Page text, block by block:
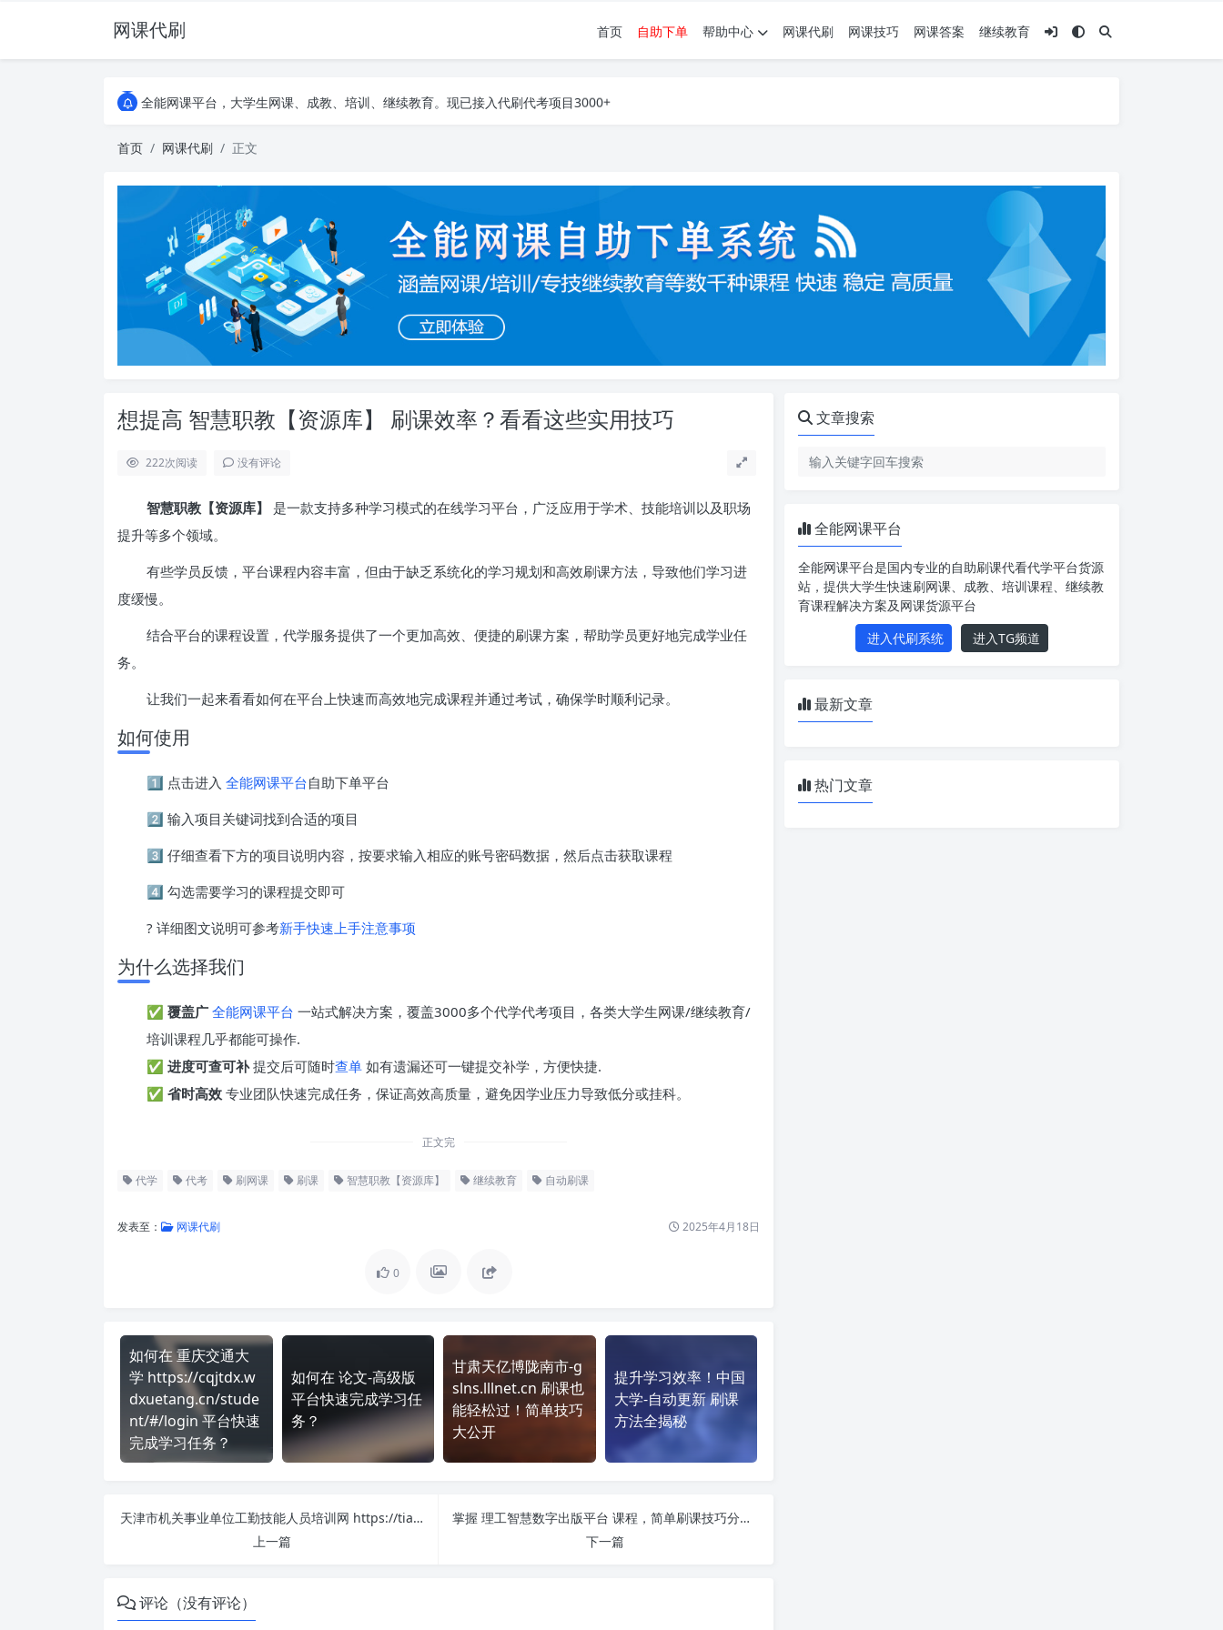
网课代刷 首页 自助下单 帮助中心 网课代刷 网课技巧 网课答案 继续教育
AI论文写作平台，根据真实文献内容生成论文
全能网课平台，大学生网课、成教、培训、继续教育。现已接入代刷代考项目3000+
全能网课平台，大学生网课、成教、培训、继续教育。现已接入代刷代考项目3000+
首页 网课代刷 正文
想提高 智慧职教【资源库】 刷课效率？看看这些实用技巧
222次阅读 没有评论
智慧职教【资源库】
是一款支持多种学习模式的在线学习平台，广泛应用于学术、技能培训以及职场
提升等多个领域。
有些学员反馈，平台课程内容丰富，但由于缺乏系统化的学习规划和高效刷课方法，导致他们学习进
度缓慢。
结合平台的课程设置，代学服务提供了一个更加高效、便捷的刷课方案，帮助学员更好地完成学业任
务。
让我们一起来看看如何在平台上快速而高效地完成课程并通过考试，确保学时顺利记录。
如何使用
1️⃣ 点击进入 全能网课平台自助下单平台
2️⃣ 输入项目关键词找到合适的项目
3️⃣ 仔细查看下方的项目说明内容，按要求输入相应的账号密码数据，然后点击获取课程
4️⃣ 勾选需要学习的课程提交即可
? 详细图文说明可参考新手快速上手注意事项
为什么选择我们
✅ 覆盖广 全能网课平台 一站式解决方案，覆盖3000多个代学代考项目，各类大学生网课/继续教育/
培训课程几乎都能可操作.
✅ 进度可查可补提交后可随时查单 如有遗漏还可一键提交补学，方便快捷.
✅ 省时高效 专业团队快速完成任务，保证高效高质量，避免因学业压力导致低分或挂科。
正文完
代学 代考 刷网课 刷课 智慧职教【资源库】 继续教育 自动刷课
发表至： 网课代刷 2025年4月18日
0
如何在 重庆交通大
学 https://cqjtdx.w
dxuetang.cn/stude
nt/#/login 平台快速
完成学习任务？
如何在 论文-高级版
平台快速完成学习任
务？
甘肃天亿博陇南市-g
slns.lllnet.cn 刷课也
能轻松过！简单技巧
大公开
提升学习效率！中国
大学-自动更新 刷课
方法全揭秘
天津市机关事业单位工勤技能人员培训网 https://tianjinjg.chinahrt.com/ 课程学习无压力！教你高效刷题技巧
上一篇
掌握 理工智慧数字出版平台 课程，简单刷课技巧分享！
下一篇
评论（没有评论）
文章搜索
全能网课平台
全能网课平台是国内专业的自助刷课代看代学平台货源
站，提供大学生快速刷网课、成教、培训课程、继续教
育课程解决方案及网课货源平台
进入代刷系统
进入TG频道
最新文章
热门文章